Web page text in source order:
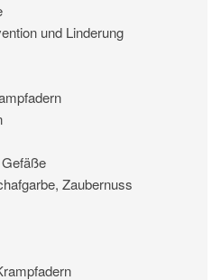
und Linderung
Zaubernuss